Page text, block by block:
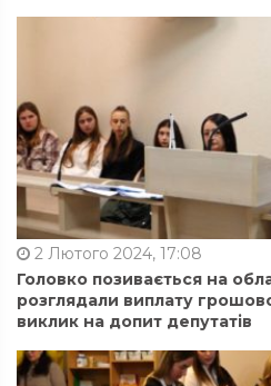
2 Лютого 2024, 17:08
Головко позивається на
розглядали виплату
виклик на допит депутатів